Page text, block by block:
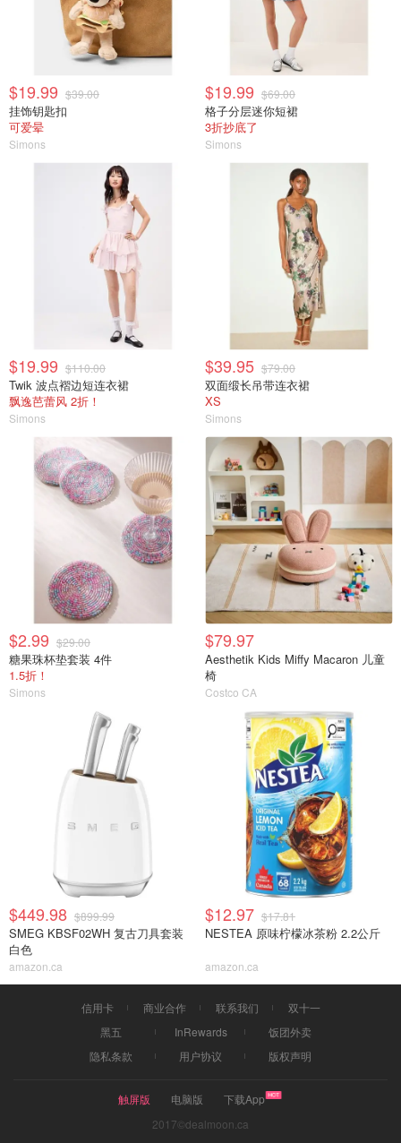
$19.99 $39.00
挂饰钥匙扣
可爱晕
Simons
$19.99 $69.00
格子分层迷你短裙
3折抄底了
Simons
$19.99 $110.00
Twik 波点褶边短连衣裙
飘逸芭蕾风 2折！
Simons
$39.95 $79.00
双面缎长吊带连衣裙
XS
Simons
$2.99 $29.00
糖果珠杯垫套装 4件
1.5折！
Simons
$79.97
Aesthetik Kids Miffy Macaron 儿童
椅
Costco CA
$449.98 $899.99
SMEG KBSF02WH 复古刀具套装
白色
amazon.ca
$12.97 $17.81
NESTEA 原味柠檬冰茶粉 2.2公斤
amazon.ca
信用卡 商业合作 联系我们
双十一
黑五
InRewards
饭团外卖
隐私条款
用户协议 版权声明
触屏版 电脑版
下载App
2017©dealmoon.ca